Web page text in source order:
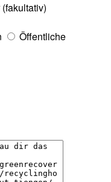
Öffentliche